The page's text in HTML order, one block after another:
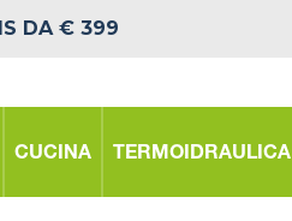
DA € 399
CUCINA TERMOIDRAULICA